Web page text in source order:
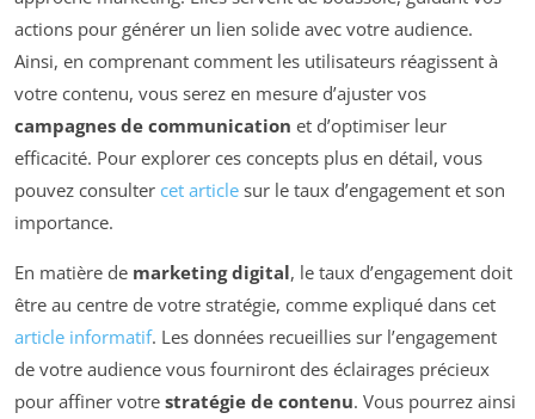
actions pour générer un lien solide avec votre audience.
Ainsi, en comprenant comment les utilisateurs réagissent à
votre contenu, vous serez en mesure d’ajuster vos
campagnes de communication et d’optimiser leur
efficacité. Pour explorer ces concepts plus en détail, vous
pouvez consulter cet article sur le taux d’engagement et son
importance.
En matière de marketing digital, le taux d’engagement doit
être au centre de votre stratégie, comme expliqué dans cet
article informatif. Les données recueillies sur l’engagement
de votre audience vous fourniront des éclairages précieux
pour affiner votre stratégie de contenu. Vous pourrez ainsi